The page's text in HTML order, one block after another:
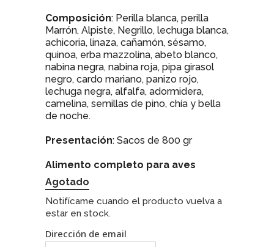
Composición: Perilla blanca, perilla
Marrón, Alpiste, Negrillo, lechuga blanca,
achicoria, linaza, cañamón, sésamo,
quinoa, erba mazzolina, abeto blanco,
nabina negra, nabina roja, pipa girasol
negro, cardo mariano, panizo rojo,
lechuga negra, alfalfa, adormidera,
camelina, semillas de pino, chía y bella
de noche.
Presentación: Sacos de 800 gr
Alimento completo para aves
Agotado
Notifícame cuando el producto vuelva a
estar en stock.
Dirección de email